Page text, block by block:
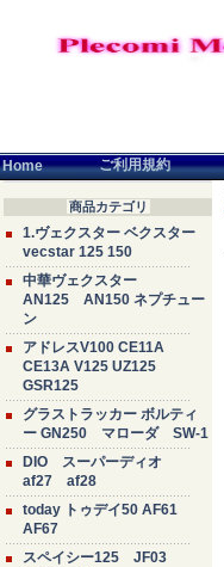
Home ご利用規約
商品カテゴリ
1.ヴェクスター ベクスター
vecstar 125 150
中華ヴェクスター
AN125 AN150 ネプチュー
ン
アドレスV100 CE11A
CE13A V125 UZ125
GSR125
グラストラッカー ボルティ
ー GN250 マローダ SW-1
DIO スーパーディオ
af27 af28
today トゥデイ50 AF61
AF67
スペイシー125 JF03